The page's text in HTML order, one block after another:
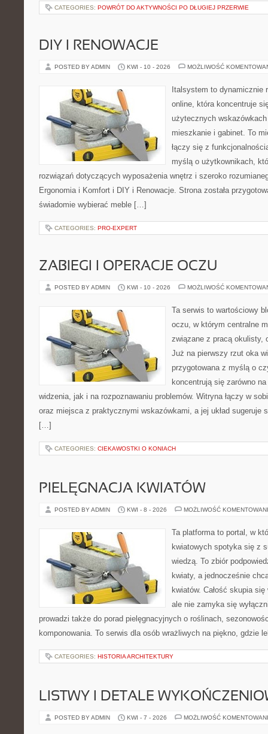
CATEGORIES: POWRÓT DO AKTYWNOŚCI PO DŁUGIEJ PRZERWIE
DIY I RENOWACJE
POSTED BY ADMIN KWI - 10 - 2026 MOŻLIWOŚĆ
Italsystem to dynamicznie
online, która koncentruje
użytecznych
mieszkanie i gabinet. To
łączy się z
myślą o użytkownikach,
rozwiązań dotyczących wyposażenia wnętrz i szeroko
Ergonomia i Komfort i DIY i Renowacje. Strona została
świadomie wybierać meble […]
CATEGORIES: PRO-EXPERT
ZABIEGI I OPERACJE OCZU
POSTED BY ADMIN KWI - 10 - 2026 MOŻLIWOŚĆ
Ta serwis to wartościowy
oczu, w którym centralne
związane z pracą okulisty,
Już na pierwszy rzut oka
przygotowana z myślą o
koncentrują się zarówno
widzenia, jak i na rozpoznawaniu problemów. Witryna łączy w
oraz miejsca z praktycznymi wskazówkami, a jej układ sugeruje
[…]
CATEGORIES: CIEKAWOSTKI O KONIACH
PIELĘGNACJA KWIATÓW
POSTED BY ADMIN KWI - 8 - 2026 MOŻLIWOŚĆ
Ta platforma to portal, w
kwiatowych spotyka się z
wiedzą. To zbiór
kwiaty, a jednocześnie
kwiatów. Całość skupia
ale nie zamyka się
prowadzi także do porad pielęgnacyjnych o roślinach,
komponowania. To serwis dla osób wrażliwych na piękno, gdzie
CATEGORIES: HISTORIA ARCHITEKTURY
LISTWY I DETALE
POSTED BY ADMIN KWI - 7 - 2026 MOŻLIWOŚĆ